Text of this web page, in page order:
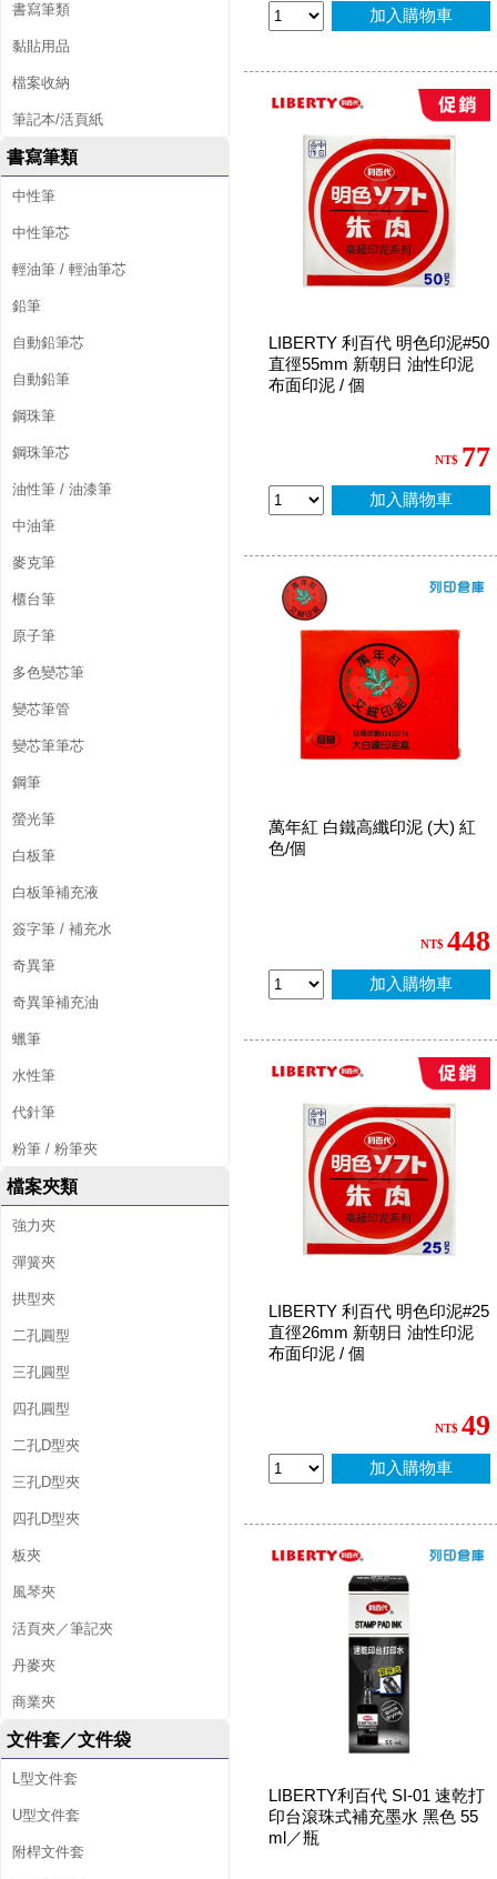
書寫筆類
黏貼用品
檔案收納
筆記本/活頁紙
書寫筆類
中性筆
中性筆芯
輕油筆 / 輕油筆芯
鉛筆
自動鉛筆芯
自動鉛筆
鋼珠筆
鋼珠筆芯
油性筆 / 油漆筆
中油筆
麥克筆
櫃台筆
原子筆
多色變芯筆
變芯筆管
變芯筆筆芯
鋼筆
螢光筆
白板筆
白板筆補充液
簽字筆 / 補充水
奇異筆
奇異筆補充油
蠟筆
水性筆
代針筆
粉筆 / 粉筆夾
檔案夾類
強力夾
彈簧夾
拱型夾
二孔圓型
三孔圓型
四孔圓型
二孔D型夾
三孔D型夾
四孔D型夾
板夾
風琴夾
活頁夾／筆記夾
丹麥夾
商業夾
文件套／文件袋
L型文件套
U型文件套
附桿文件套
加入購物車
LIBERTY 利百代 明色印泥#50
直徑55mm 新朝日 油性印泥
布面印泥 / 個
NT$ 77
加入購物車
萬年紅 白鐵高纖印泥 (大) 紅
色/個
NT$ 448
加入購物車
LIBERTY 利百代 明色印泥#25
直徑26mm 新朝日 油性印泥
布面印泥 / 個
NT$ 49
加入購物車
LIBERTY利百代 SI-01 速乾打
印台滾珠式補充墨水 黑色 55
ml／瓶